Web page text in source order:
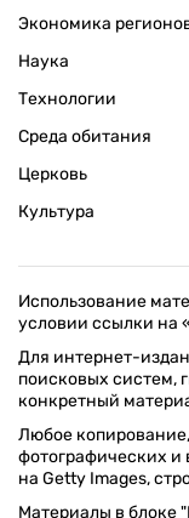
Экономика
Наука
Технологии
Среда обитания
Церковь
Культура
Использование
условии ссылки на
Для интернет-
поисковых систем,
конкретный
Любое
фотографических
на Getty Images,
Материалы в блоке